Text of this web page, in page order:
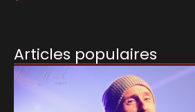
Articles populaires